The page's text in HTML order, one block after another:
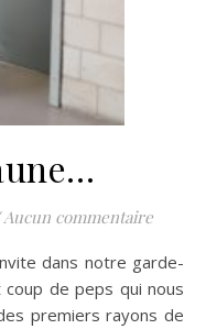
Aucun commentaire
de peps qui nous
premiers rayons de